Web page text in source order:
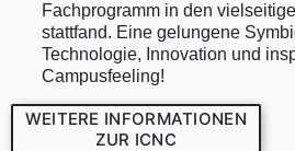
Fachprogramm in den
stattfand. Eine gelungene
Technologie, Innovation und
Campusfeeling!
WEITERE INFORMATIONEN
ZUR ICNC